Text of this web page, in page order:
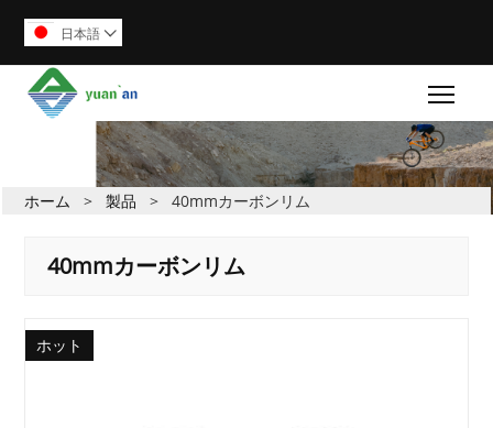
日本語 
ホーム > 製品 > 40mmカーボンリム
40mmカーボンリム
ホット